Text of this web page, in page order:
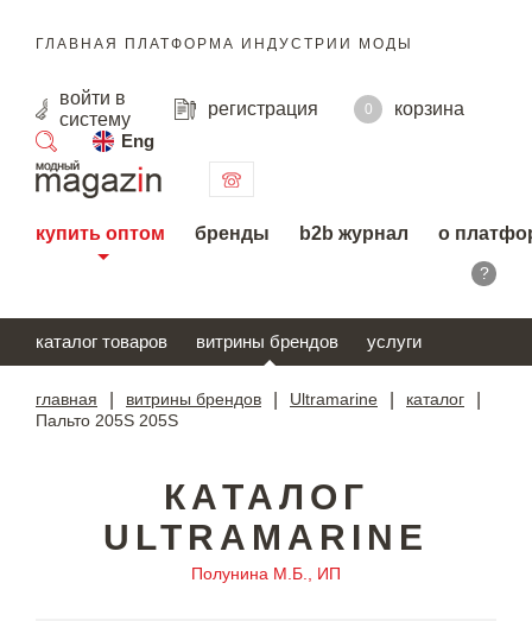
ГЛАВНАЯ ПЛАТФОРМА ИНДУСТРИИ МОДЫ
войти в
систему
регистрация 0
корзина
Eng
поиск
купить оптом бренды b2b журнал о
?
каталог товаров витрины брендов услуги
главная витрины брендов Ultramarine каталог
Пальто 205S 205S
КАТАЛОГ
ULTRAMARINE
Полунина М.Б., ИП